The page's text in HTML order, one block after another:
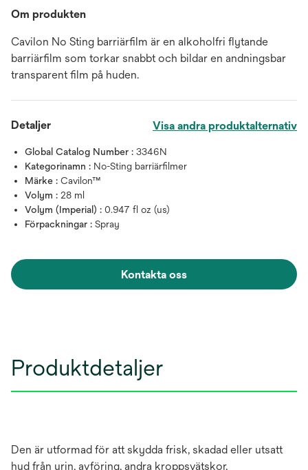
Om produkten
Cavilon No Sting barriärfilm är en alkoholfri flytande
barriärfilm som torkar snabbt och bildar en andningsbar
transparent film på huden.
Detaljer Visa andra produktalternativ
Global Catalog Number : 3346N
Kategorinamn : No-Sting barriärfilmer
Märke : Cavilon™
Volym : 28 ml
Volym (Imperial) : 0.947 fl oz (us)
Förpackningar : Spray
Kontakta oss
Produktdetaljer
Den är utformad för att skydda frisk, skadad eller utsatt
hud från urin, avföring, andra kroppsvätskor,